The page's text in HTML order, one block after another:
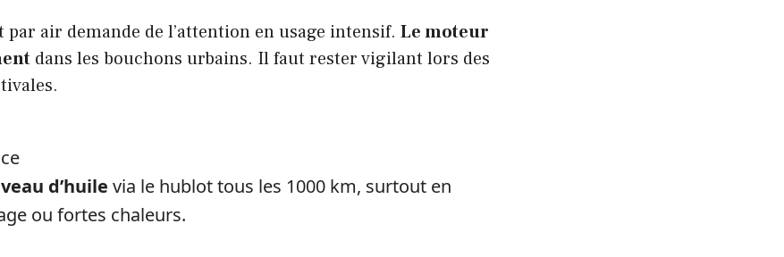
air demande de l’attention en usage intensif. Le moteur
dans les bouchons urbains. Il faut rester vigilant lors des
d’huile via le hublot tous les 1000 km, surtout en
ou fortes chaleurs.